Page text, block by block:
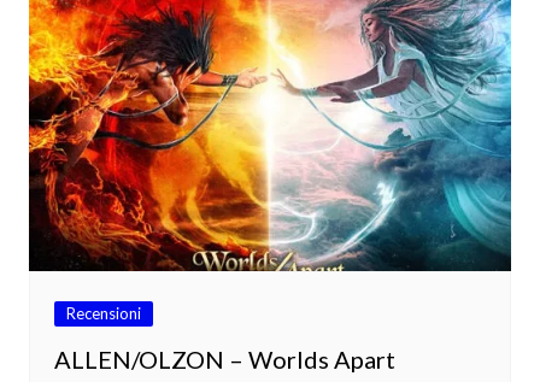
Recensioni
ALLEN/OLZON – Worlds Apart